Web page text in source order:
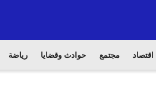
اقتصاد مجتمع حوادث وقضايا رياضة